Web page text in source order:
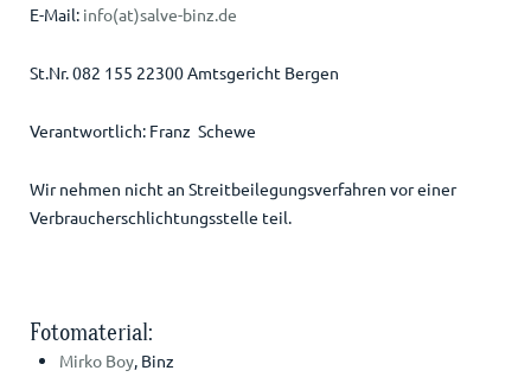
E-Mail: info(at)salve-binz.de
St.Nr. 082 155 22300 Amtsgericht Bergen
Verantwortlich: Franz Schewe
Wir nehmen nicht an Streitbeilegungsverfahren vor einer
Verbraucherschlichtungsstelle teil.
Fotomaterial:
Mirko Boy, Binz